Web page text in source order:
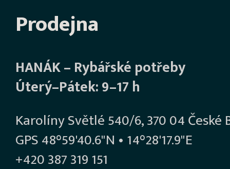
Prodejna
HANÁK – Rybářské potřeby
Úterý–Pátek: 9–17 h
Karolíny Světlé 540/6, 370 04 České
GPS 48°59'40.6"N • 14°28'17.9"E
+420 387 319 151